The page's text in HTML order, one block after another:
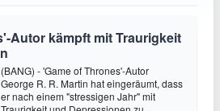
Autor kämpft mit Traurigkeit
(BANG) - 'Game of Thrones'-Autor
George R. R. Martin hat eingeräumt, dass
er nach einem "stressigen Jahr" mit